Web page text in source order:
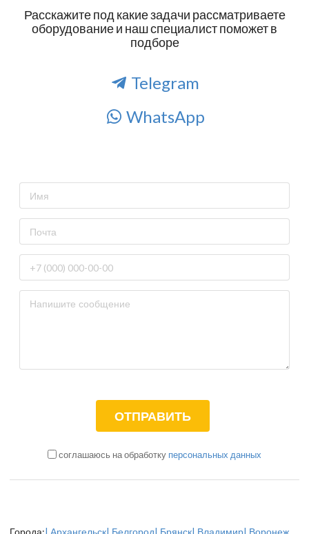
Расскажите под какие задачи рассматриваете
оборудование и наш специалист поможет в
подборе
Telegram
WhatsApp
соглашаюсь на обработку персональных данных